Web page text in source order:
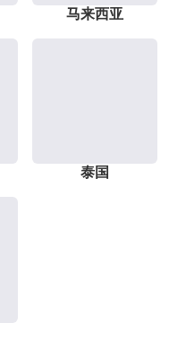
马来西亚
泰国